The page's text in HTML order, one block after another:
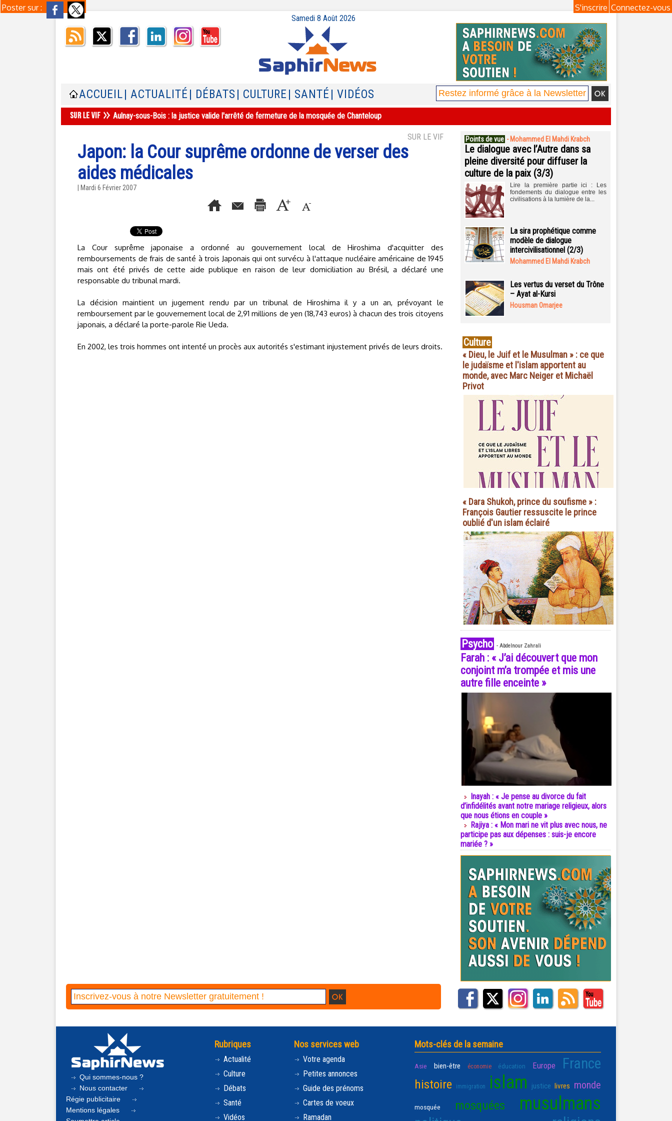
Poster sur : Connectez-vous
S'inscrire
Samedi 8 Août 2026
ACCUEIL | ACTUALITÉ | DÉBATS | CULTURE | SANTÉ | VIDÉOS
Aulnay-sous-Bois : la justice valide l'arrêté de fermeture de la mosquée de Chanteloup
SUR LE VIF
Japon: la Cour suprême ordonne de verser des
aides médicales
| Mardi 6 Février 2007
La Cour suprême japonaise a ordonné au gouvernement local de Hiroshima d'acquitter des
remboursements de frais de santé à trois Japonais qui ont survécu à l'attaque nucléaire américaine de 1945
mais ont été privés de cette aide publique en raison de leur domiciliation au Brésil, a déclaré une
responsable du tribunal mardi.
La décision maintient un jugement rendu par un tribunal de Hiroshima il y a un an, prévoyant le
remboursement par le gouvernement local de 2,91 millions de yen (18,743 euros) à chacun des trois citoyens
japonais, a déclaré la porte-parole Rie Ueda.
En 2002, les trois hommes ont intenté un procès aux autorités s'estimant injustement privés de leurs droits.
Points de vue - Mohammed El Mahdi Krabch
Le dialogue avec l’Autre dans sa
pleine diversité pour diffuser la
culture de la paix (3/3)
Lire la première partie ici : Les
fondements du dialogue entre les
civilisations à la lumière de la...
La sira prophétique comme
modèle de dialogue
intercivilisationnel (2/3)
Mohammed El Mahdi Krabch
Les vertus du verset du Trône
– Ayat al-Kursi
Housman Omarjee
Culture
« Dieu, le Juif et le Musulman » : ce que
le judaïsme et l'islam apportent au
monde, avec Marc Neiger et Michaël
Privot
« Dara Shukoh, prince du soufisme » :
François Gautier ressuscite le prince
oublié d'un islam éclairé
Psycho - Abdelnour Zahrali
Farah : « J’ai découvert que mon
conjoint m’a trompée et mis une
autre fille enceinte »
Inayah : « Je pense au divorce du fait
d’infidélités avant notre mariage religieux, alors
que nous étions en couple »
Rajiya : « Mon mari ne vit plus avec nous, ne
participe pas aux dépenses : suis-je encore
mariée ? »
Qui sommes-nous ?
Nous contacter
Régie publicitaire
Mentions légales
Rubriques
Actualité
Culture
Débats
Santé
Vidéos
Nos services web
Votre agenda
Petites annonces
Guide des prénoms
Cartes de voeux
Ramadan
Mots-clés de la semaine
Asie bien-être économie éducation Europe France
histoire immigration islam justice livres monde
mosquée mosquées musulmans